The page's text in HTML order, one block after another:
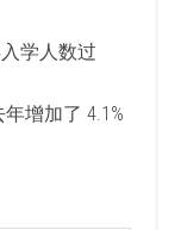
学人数过
增加了 4.1%